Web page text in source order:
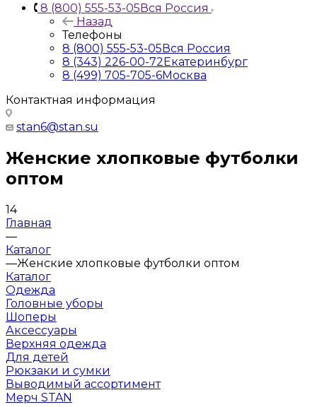
8 (800) 555-53-05Вся Россия
Назад
Телефоны
8 (800) 555-53-05Вся Россия
8 (343) 226-00-72Екатеринбург
8 (499) 705-705-6Москва
Контактная информация
stan6@stan.su
Женские хлопковые футболки
оптом
14
Главная
—
Каталог
—Женские хлопковые футболки оптом
Каталог
Одежда
Головные уборы
Шоперы
Аксессуары
Верхняя одежда
Для детей
Рюкзаки и сумки
Выводимый ассортимент
Мерч STAN